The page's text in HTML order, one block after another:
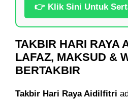
👉 Klik Sini Untuk
TAKBIR HARI RAYA
LAFAZ, MAKSUD &
BERTAKBIR
Takbir Hari Raya Aidilfitri